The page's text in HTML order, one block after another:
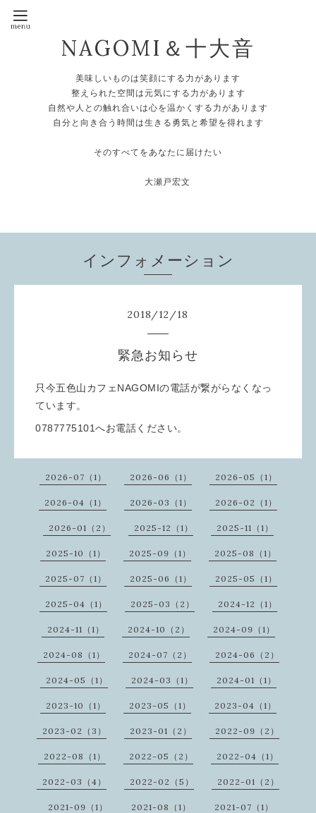
NAGOMI＆十大音
美味しいものは笑顔にする力があります
整えられた空間は元気にする力があります
自然や人との触れ合いは心を温かくする力があります
自分と向き合う時間は生きる勇気と希望を得れます
そのすべてをあなたに届けたい
大瀬戸宏文
インフォメーション
2018/12/18
緊急お知らせ
只今五色山カフェNAGOMIの電話が繋がらなくなっ
ています。
0787775101へお電話ください。
2026-07（1） 2026-06（1） 2026-05（1）
2026-04（1） 2026-03（1） 2026-02（1）
2026-01（2） 2025-12（1） 2025-11（1）
2025-10（1） 2025-09（1） 2025-08（1）
2025-07（1） 2025-06（1） 2025-05（1）
2025-04（1） 2025-03（2） 2024-12（1）
2024-11（1） 2024-10（2） 2024-09（1）
2024-08（1） 2024-07（2） 2024-06（2）
2024-05（1） 2024-03（1） 2024-01（1）
2023-10（1） 2023-05（1） 2023-04（1）
2023-02（3） 2023-01（2） 2022-09（2）
2022-08（1） 2022-05（2） 2022-04（1）
2022-03（4） 2022-02（5） 2022-01（2）
2021-09（1） 2021-08（1） 2021-07（1）